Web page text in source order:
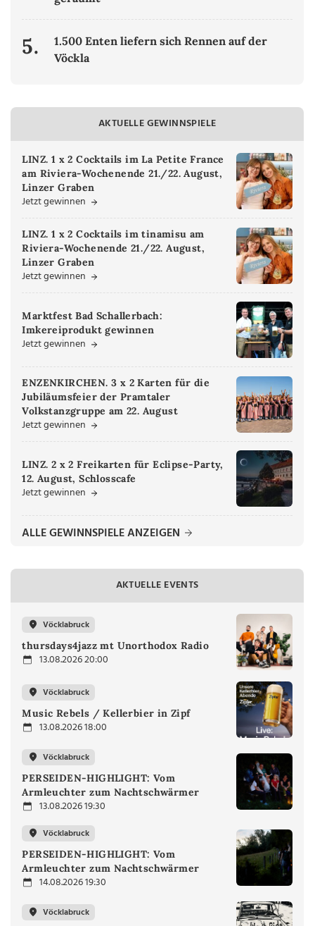
5.
1.500 Enten liefern sich Rennen auf der
Vöckla
AKTUELLE GEWINNSPIELE
LINZ. 1 x 2 Cocktails im La Petite France
am Riviera-Wochenende 21./22. August,
Linzer Graben
Jetzt gewinnen
LINZ. 1 x 2 Cocktails im tinamisu am
Riviera-Wochenende 21./22. August,
Linzer Graben
Jetzt gewinnen
Marktfest Bad Schallerbach:
Imkereiprodukt gewinnen
Jetzt gewinnen
ENZENKIRCHEN. 3 x 2 Karten für die
Jubiläumsfeier der Pramtaler
Volkstanzgruppe am 22. August
Jetzt gewinnen
LINZ. 2 x 2 Freikarten für Eclipse-Party,
12. August, Schlosscafe
Jetzt gewinnen
ALLE GEWINNSPIELE ANZEIGEN
AKTUELLE EVENTS
Vöcklabruck
thursdays4jazz mt Unorthodox Radio
13.08.2026 20:00
Vöcklabruck
Music Rebels / Kellerbier in Zipf
13.08.2026 18:00
Vöcklabruck
PERSEIDEN-HIGHLIGHT: Vom
Armleuchter zum Nachtschwärmer
13.08.2026 19:30
Vöcklabruck
PERSEIDEN-HIGHLIGHT: Vom
Armleuchter zum Nachtschwärmer
14.08.2026 19:30
Vöcklabruck